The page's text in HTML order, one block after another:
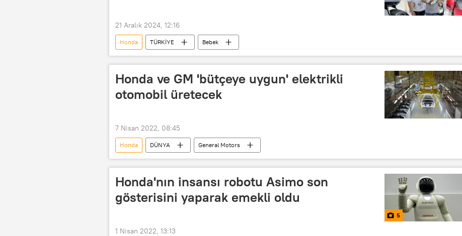
21 Aralık 2024, 12:16
Honda TÜRKİYE Bebek
Honda ve GM 'bütçeye uygun' elektrikli
otomobil üretecek
7 Nisan 2022, 08:45
Honda DÜNYA General Motors
Honda'nın insansı robotu Asimo son
gösterisini yaparak emekli oldu
5
1 Nisan 2022, 13:13